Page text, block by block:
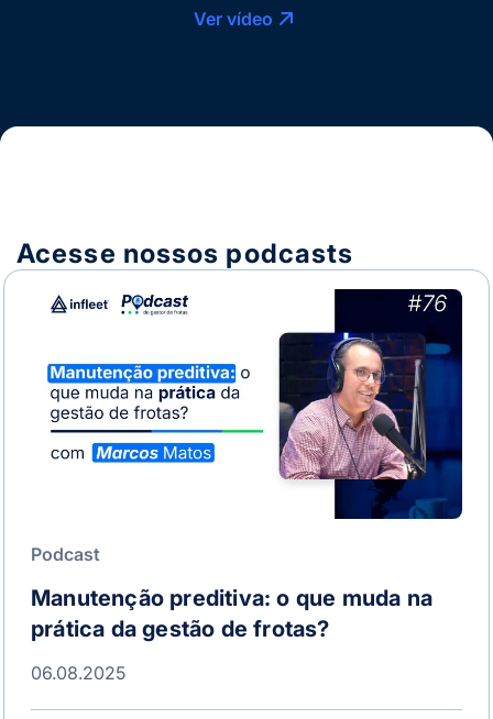
Ver vídeo
Acesse nossos podcasts
Podcast
Manutenção preditiva: o que muda na
prática da gestão de frotas?
06.08.2025